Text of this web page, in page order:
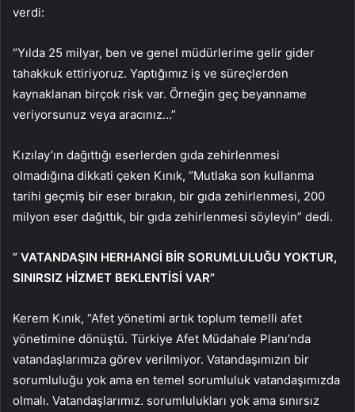
verdi:
“Yılda 25 milyar, ben ve genel müdürlerime gelir gider
tahakkuk ettiriyoruz. Yaptığımız iş ve süreçlerden
kaynaklanan birçok risk var. Örneğin geç beyanname
veriyorsunuz veya aracınız…”
Kızılay’ın dağıttığı eserlerden gıda zehirlenmesi
olmadığına dikkati çeken Kınık, “Mutlaka son kullanma
tarihi geçmiş bir eser bırakın, bir gıda zehirlenmesi, 200
milyon eser dağıttık, bir gıda zehirlenmesi söyleyin” dedi.
” VATANDAŞIN HERHANGİ BİR SORUMLULUĞU YOKTUR,
SINIRSIZ HİZMET BEKLENTİSİ VAR”
Kerem Kınık, “Afet yönetimi artık toplum temelli afet
yönetimine dönüştü. Türkiye Afet Müdahale Planı’nda
vatandaşlarımıza görev verilmiyor. Vatandaşımızın bir
sorumluluğu yok ama en temel sorumluluk vatandaşımızda
olmalı. Vatandaşlarımız. sorumlulukları yok ama sınırsız